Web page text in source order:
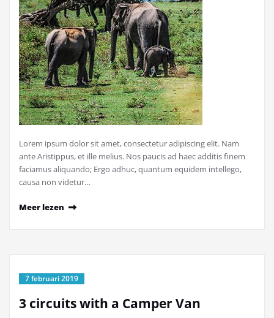
Lorem ipsum dolor sit amet, consectetur adipiscing elit. Nam
ante Aristippus, et ille melius. Nos paucis ad haec additis finem
faciamus aliquando; Ergo adhuc, quantum equidem intellego,
causa non videtur…
Meer lezen
7 februari 2019
3 circuits with a Camper Van